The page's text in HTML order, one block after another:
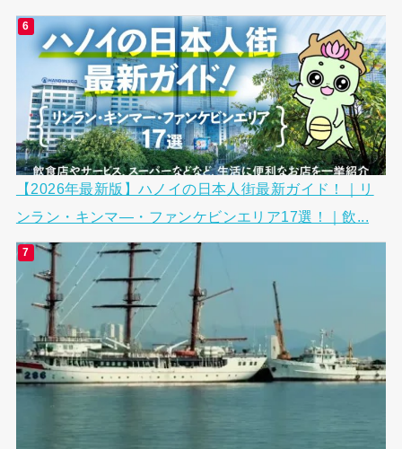
【2026年最新版】ハノイの日本人街最新ガイド！｜リ
ンラン・キンマ―・ファンケビンエリア17選！｜飲...